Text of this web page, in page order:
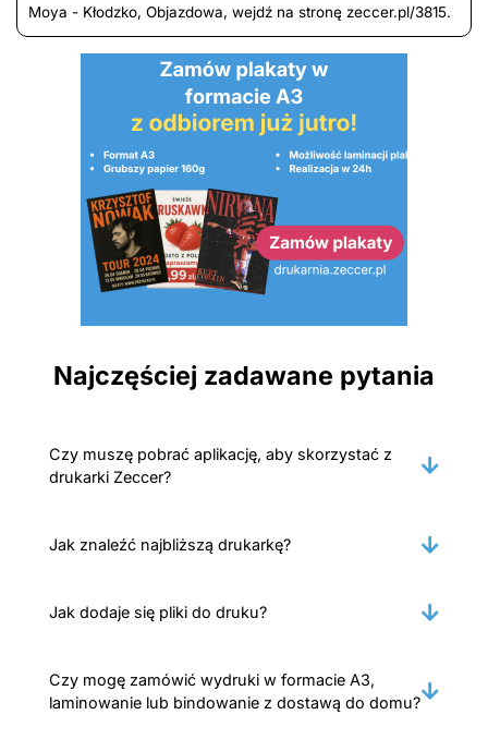
Moya - Kłodzko, Objazdowa, wejdź na stronę zeccer.pl/3815.
Najczęściej zadawane pytania
Czy muszę pobrać aplikację, aby skorzystać z
drukarki Zeccer?
Jak znaleźć najbliższą drukarkę?
Jak dodaje się pliki do druku?
Czy mogę zamówić wydruki w formacie A3,
laminowanie lub bindowanie z dostawą do domu?